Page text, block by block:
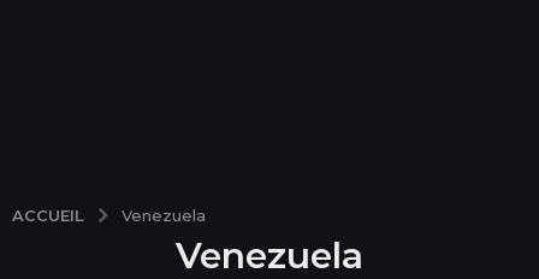
ACCUEIL Venezuela
Venezuela